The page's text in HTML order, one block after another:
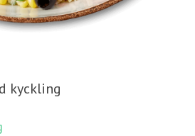
kyckling